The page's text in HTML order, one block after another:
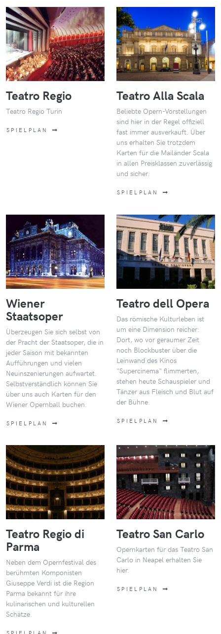
Teatro Regio
Teatro Regio Turin
SPIELPLAN
Teatro Alla Scala
Beliebte Opern-Vorstellungen
sind hier in der Regel offiziell
fast immer ausverkauft. Über
uns erhalten Sie trotzdem
Karten für die Mailänder Scala
in allen Preisklassen zuverlässig
und sicher.
SPIELPLAN
Wiener
Staatsoper
Überzeugen Sie sich selbst von
der Pracht der Staatsoper, die in
jeder Saison mit bekannten
Aufführungen und vielen
Neuinszenierungen aufwartet.
Selbstverständlich können Sie
über uns auch Karten für den
Wiener Opernball buchen.
SPIELPLAN
Teatro dell Opera
Das römische Kulturleben ist
um eine Dimension reicher:
Dort, wo vor geraumer Zeit
noch Blockbuster über die
Leinwand des Kinos
"Supercinema" flimmerten,
stehen heute Schauspieler und
Tänzer aus Fleisch und Blut auf
der Bühne.
SPIELPLAN
Teatro Regio di
Parma
Neben dem Opernfestival des
berühmten Komponisten
Giuseppe Verdi ist die Region
Parma bekannt für ihre
kulinarischen und kulturellen
Schätze.
Teatro San Carlo
Opernkarten für das Teatro San
Carlo in Neapel erhalten Sie
hier.
SPIELPLAN